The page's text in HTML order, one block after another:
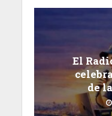
El
de